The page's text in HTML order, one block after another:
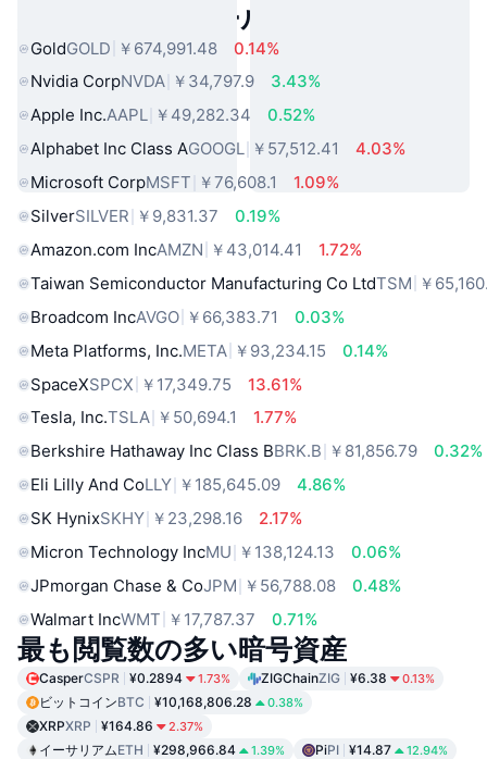
人気のリアルワールドアセット
GoldGOLD ￥674,991.48
0.14%
Nvidia CorpNVDA ￥34,797.9
3.43%
Apple Inc.AAPL ￥49,282.34
0.52%
Alphabet Inc Class AGOOGL ￥57,512.41
4.03%
Microsoft CorpMSFT ￥76,608.1
1.09%
SilverSILVER ￥9,831.37
0.19%
Amazon.com IncAMZN ￥43,014.41
1.72%
Taiwan Semiconductor Manufacturing Co LtdTSM ￥
Broadcom IncAVGO ￥66,383.71
0.03%
Meta Platforms, Inc.META ￥93,234.15
0.14%
SpaceXSPCX ￥17,349.75
13.61%
Tesla, Inc.TSLA ￥50,694.1
1.77%
Berkshire Hathaway Inc Class BBRK.B ￥81,856.79
0.32%
Eli Lilly And CoLLY ￥185,645.09
4.86%
SK HynixSKHY ￥23,298.16
2.17%
Micron Technology IncMU ￥138,124.13
0.06%
JPmorgan Chase & CoJPM ￥56,788.08
0.48%
Walmart IncWMT ￥17,787.37 0.71%
最も閲覧数の多い暗号資産
CasperCSPR ¥0.2894 1.73% ZIGChainZIG ¥6.38 0.13%
ビットコインBTC ¥10,168,806.28 0.38%
XRPXRP ¥164.86 2.37%
イーサリアムETH ¥298,966.84 1.39% PiPI ¥14.87 12.94%